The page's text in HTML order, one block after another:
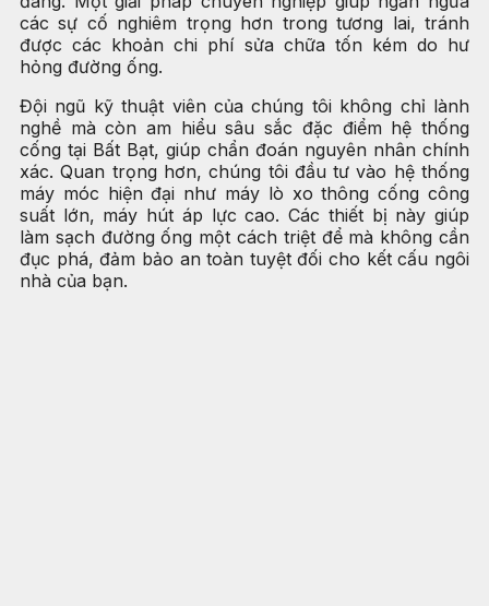
các sự cố nghiêm trọng hơn trong tương lai, tránh
được các khoản chi phí sửa chữa tốn kém do hư
hỏng đường ống.
Đội ngũ kỹ thuật viên của chúng tôi không chỉ lành
nghề mà còn am hiểu sâu sắc đặc điểm hệ thống
cống tại Bất Bạt, giúp chẩn đoán nguyên nhân chính
xác. Quan trọng hơn, chúng tôi đầu tư vào hệ thống
máy móc hiện đại như máy lò xo thông cống công
suất lớn, máy hút áp lực cao. Các thiết bị này giúp
làm sạch đường ống một cách triệt để mà không cần
đục phá, đảm bảo an toàn tuyệt đối cho kết cấu ngôi
nhà của bạn.